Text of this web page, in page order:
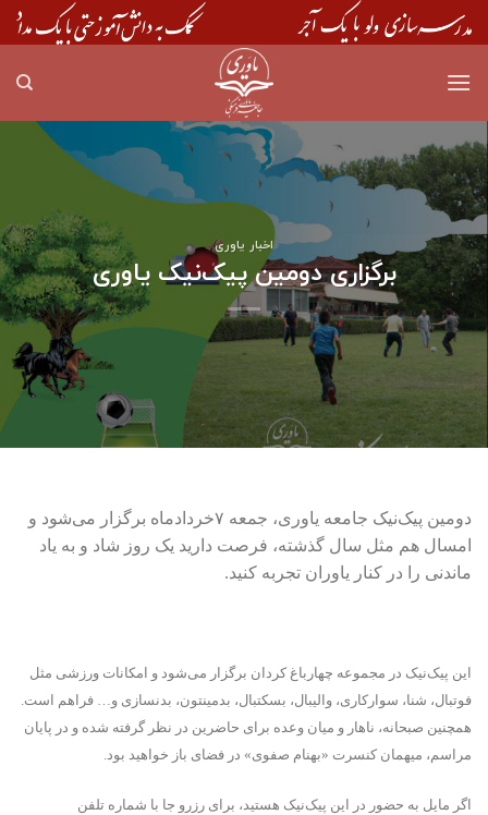
Skip
to
اخبار یاوری
برگزاری دومین پیک‌نیک یاوری
دومین پیک‌نیک جامعه یاوری، جمعه ۷خردادماه برگزار می‌شود و
امسال هم مثل سال گذشته، فرصت دارید یک روز شاد و به یاد
ماندنی را در کنار یاوران تجربه کنید.
این پیک‌نیک در مجموعه چهارباغ کردان برگزار می‌شود و امکانات ورزشی مثل
فوتبال، شنا، سوارکاری، والیبال، بسکتبال، بدمینتون، بدنسازی و… فراهم است.
همچنین صبحانه، ناهار و میان وعده‌ برای حاضرین در نظر گرفته شده و در پایان
مراسم، میهمان کنسرت «بهنام صفوی» در فضای باز خواهید بود.
اگر مایل به حضور در این پیک‌نیک هستید، برای رزرو جا با شماره تلفن‌